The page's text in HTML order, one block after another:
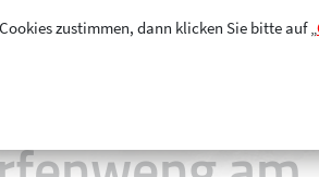
zustimmen, dann klicken Sie bitte auf „